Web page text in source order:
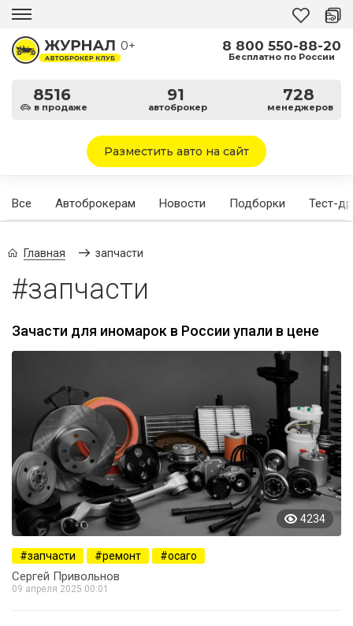
0+
8516
в продаже
91
автоброкер
728
менеджеров
8 800 550-88-20
Бесплатно по России
Разместить авто на сайт
Все Автоброкерам Новости Подборки Тест-
Главная запчасти
#запчасти
Зачасти для иномарок в России упали в цене
4234
запчасти ремонт осаго
Сергей Привольнов
09 апреля 2025 00:01